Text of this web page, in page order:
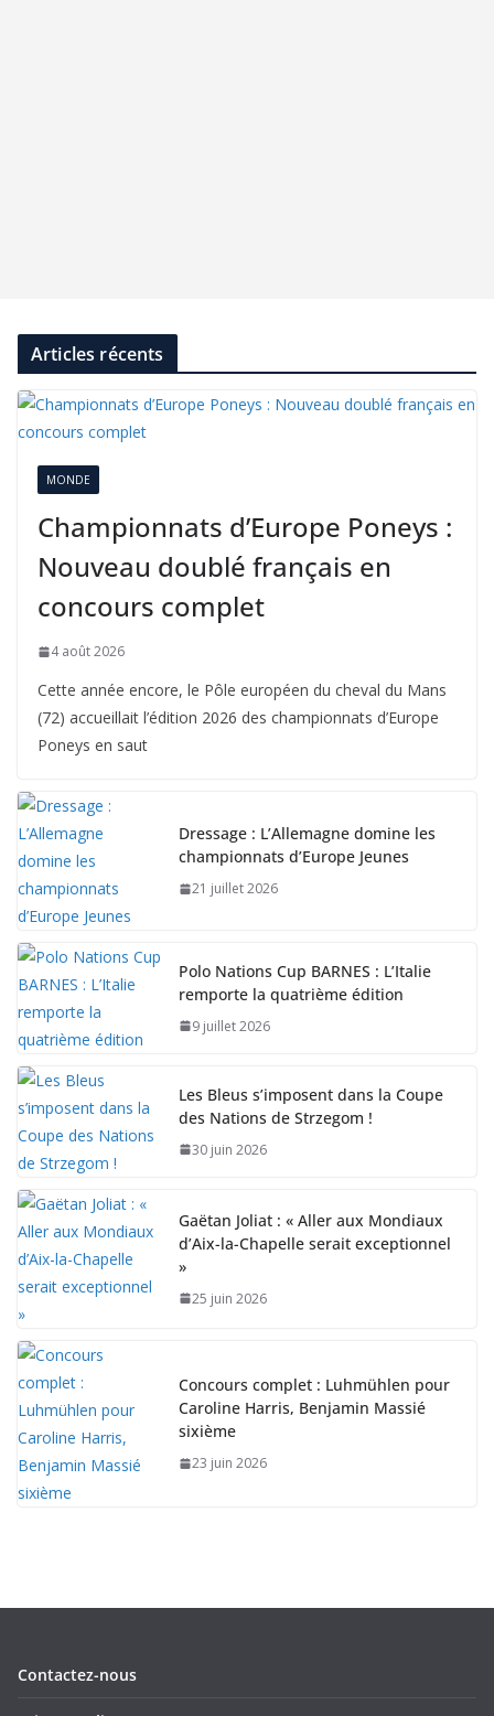
Articles récents
MONDE
Championnats d’Europe Poneys :
Nouveau doublé français en
concours complet
4 août 2026
Cette année encore, le Pôle européen du cheval du Mans
(72) accueillait l’édition 2026 des championnats d’Europe
Poneys en saut
Dressage : L’Allemagne domine les
championnats d’Europe Jeunes
21 juillet 2026
Polo Nations Cup BARNES : L’Italie
remporte la quatrième édition
9 juillet 2026
Les Bleus s’imposent dans la Coupe
des Nations de Strzegom !
30 juin 2026
Gaëtan Joliat : « Aller aux Mondiaux
d’Aix-la-Chapelle serait exceptionnel
»
25 juin 2026
Concours complet : Luhmühlen pour
Caroline Harris, Benjamin Massié
sixième
23 juin 2026
Contactez-nous